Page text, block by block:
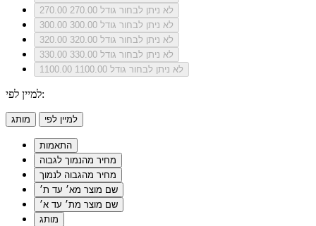
270.00
לא ניתן לבחור גודל 270.00
300.00
לא ניתן לבחור גודל 300.00
320.00
לא ניתן לבחור גודל 320.00
330.00
לא ניתן לבחור גודל 330.00
1100.00
לא ניתן לבחור גודל 1100.00
למיין לפי:
מותג למיין לפי
התאמות
מחיר מהנמוך לגבוה
מחיר מהגבוה לנמוך
שם מוצר מא׳ עד ת׳
שם מוצר מת׳ עד א׳
מותג